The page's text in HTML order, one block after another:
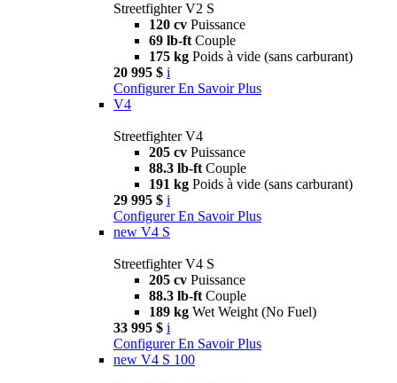
Streetfighter V2 S
120 cv Puissance
69 lb-ft Couple
175 kg Poids à vide (sans carburant)
20 995 $ i
Configurer En Savoir Plus
V4
Streetfighter V4
205 cv Puissance
88.3 lb-ft Couple
191 kg Poids à vide (sans carburant)
29 995 $ i
Configurer En Savoir Plus
new V4 S
Streetfighter V4 S
205 cv Puissance
88.3 lb-ft Couple
189 kg Wet Weight (No Fuel)
33 995 $ i
Configurer En Savoir Plus
new V4 S 100